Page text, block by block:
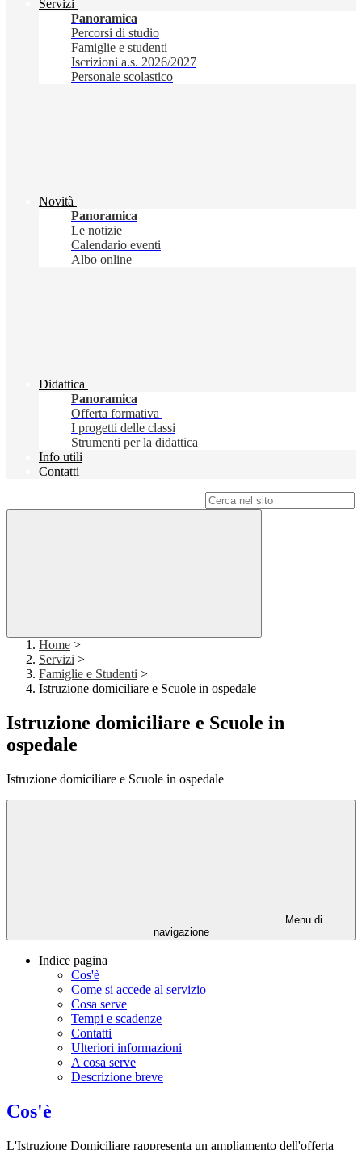
Servizi
Panoramica
Percorsi di studio
Famiglie e studenti
Iscrizioni a.s. 2026/2027
Personale scolastico
Novità
Panoramica
Le notizie
Calendario eventi
Albo online
Didattica
Panoramica
Offerta formativa
I progetti delle classi
Strumenti per la didattica
Info utili
Contatti
Home >
Servizi >
Famiglie e Studenti >
Istruzione domiciliare e Scuole in ospedale
Istruzione domiciliare e Scuole in
ospedale
Istruzione domiciliare e Scuole in ospedale
Menu di
navigazione
Indice pagina
Cos'è
Come si accede al servizio
Cosa serve
Tempi e scadenze
Contatti
Ulteriori informazioni
A cosa serve
Descrizione breve
Cos'è
L'Istruzione Domiciliare rappresenta un ampliamento dell'offerta